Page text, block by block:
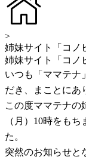
>
姉妹サイト「コノ
姉妹サイト「コノ
いつも「ママテナ
だき、まことにあ
この度ママテナの
（月）10時をも
た。
突然のお知らせと